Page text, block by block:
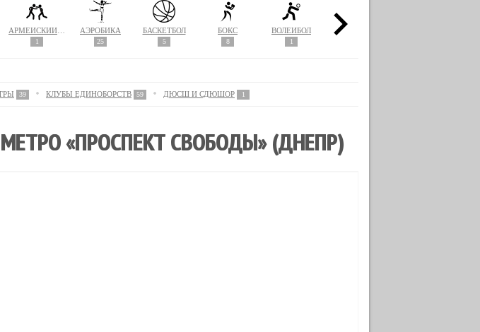
1
АЭРОБИКА
25
БАСКЕТБОЛ
5
БОКС
8
ВОЛЕЙБОЛ
1
ГИМНАСТИКА
39 КЛУБЫ ЕДИНОБОРСТВ 59 ДЮСШ И СДЮШОР 1
«ПРОСПЕКТ СВОБОДЫ» (ДНЕПР)